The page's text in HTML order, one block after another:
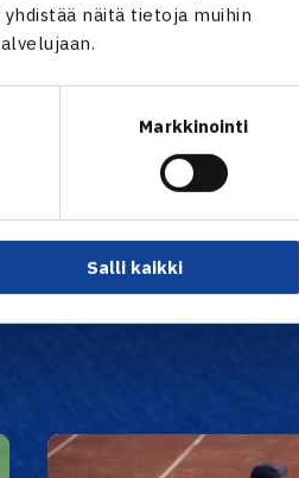
näitä tietoja muihin
Markkinointi
Salli kaikki